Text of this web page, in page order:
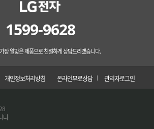
1599-9628
장 알맞은 제품으로 친절하게 상담드리겠습니다.
개인정보처리방침 온라인무료상담 관리자로그인
다